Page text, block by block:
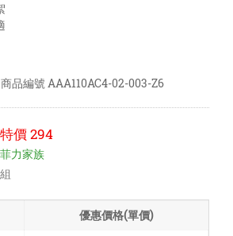
商品編號AAA110AC4-02-003-Z6
特價294
菲力家族
組
優惠價格(單價)